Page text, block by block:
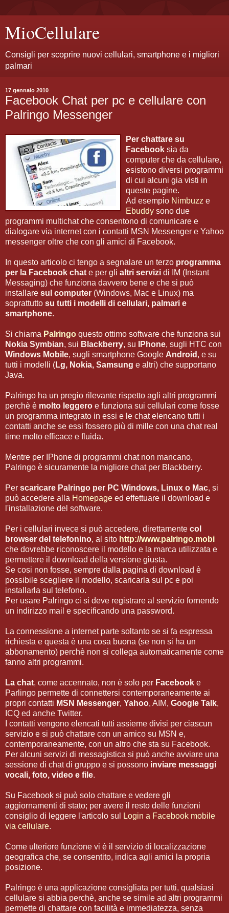
MioCellulare
Consigli per scoprire nuovi cellulari, smartphone e i migliori
palmari
17 gennaio 2010
Facebook Chat per pc e cellulare con
Palringo Messenger
Per chattare su
Facebook sia da
computer che da cellulare,
esistono diversi programmi
di cui alcuni gia visti in
queste pagine.
Ad esempio Nimbuzz e
Ebuddy sono due
programmi multichat che consentono di comunicare e
dialogare via internet con i contatti MSN Messenger e Yahoo
messenger oltre che con gli amici di Facebook.
In questo articolo ci tengo a segnalare un terzo programma
per la Facebook chat e per gli altri servizi di IM (Instant
Messaging) che funziona davvero bene e che si può
installare sul computer (Windows, Mac e Linux) ma
soprattutto su tutti i modelli di cellulari, palmari e
smartphone.
Si chiama Palringo questo ottimo software che funziona sui
Nokia Symbian, sui Blackberry, su IPhone, sugli HTC con
Windows Mobile, sugli smartphone Google Android , e su
tutti i modelli (Lg, Nokia, Samsung e altri) che supportano
Java.
Palringo ha un pregio rilevante rispetto agli altri programmi
perchè è molto leggero e funziona sui cellulari come fosse
un programma integrato in essi e le chat elencano tutti i
contatti anche se essi fossero più di mille con una chat real
time molto efficace e fluida.
Mentre per IPhone di programmi chat non mancano,
Palringo è sicuramente la migliore chat per Blackberry.
Per scaricare Palringo per PC Windows, Linux o Mac, si
può accedere alla Homepage ed effettuare il download e
l'installazione del software.
Per i cellulari invece si può accedere, direttamente col
browser del telefonino, al sito http://www.palringo.mobi
che dovrebbe riconoscere il modello e la marca utilizzata e
permettere il download della versione giusta.
Se cosi non fosse, sempre dalla pagina di download è
possibile scegliere il modello, scaricarla sul pc e poi
installarla sul telefono.
Per usare Palringo ci si deve registrare al servizio fornendo
un indirizzo mail e specificando una password.
La connessione a internet parte soltanto se si fa espressa
richiesta e questa è una cosa buona (se non si ha un
abbonamento) perchè non si collega automaticamente come
fanno altri programmi.
La chat, come accennato, non è solo per Facebook e
Parlingo permette di connettersi contemporaneamente ai
propri contatti MSN Messenger, Yahoo, AIM, Google Talk,
ICQ ed anche Twitter.
I contatti vengono elencati tutti assieme divisi per ciascun
servizio e si può chattare con un amico su MSN e,
contemporaneamente, con un altro che sta su Facebook.
Per alcuni servizi di messagistica si può anche avviare una
sessione di chat di gruppo e si possono inviare messaggi
vocali, foto, video e file.
Su Facebook si può solo chattare e vedere gli
aggiornamenti di stato; per avere il resto delle funzioni
consiglio di leggere l'articolo sul
Login a Facebook mobile
via cellulare.
Come ulteriore funzione vi è il servizio di localizzazione
geografica che, se consentito, indica agli amici la propria
posizione.
Palringo è una applicazione consigliata per tutti, qualsiasi
cellulare si abbia perchè, anche se simile ad altri programmi
permette di chattare con facilità e immediatezza, senza